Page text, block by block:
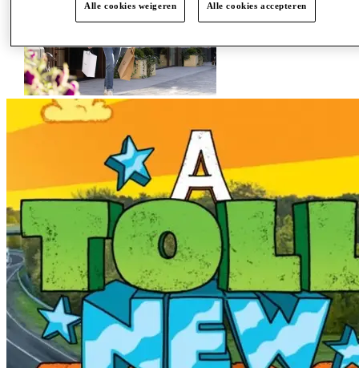
Alle cookies weigeren Alle cookies accepteren